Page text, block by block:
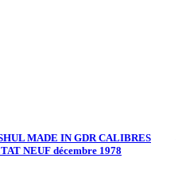
MADE IN GDR CALIBRES
NEUF décembre 1978